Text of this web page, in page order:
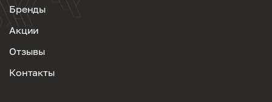
Бренды
Акции
Отзывы
Контакты